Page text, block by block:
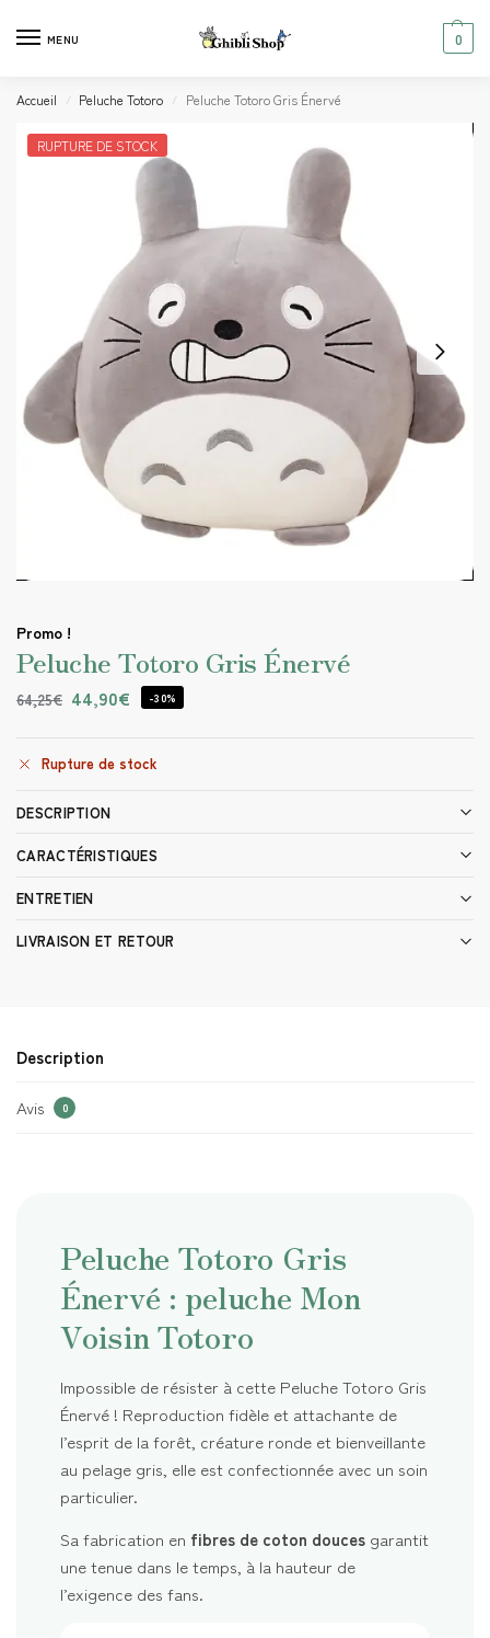
MENU 0
Accueil / Peluche Totoro / Peluche Totoro Gris Énervé
RUPTURE DE STOCK
Promo !
Peluche Totoro Gris Énervé
64,25€ 44,90€ -30%
Rupture de stock
DESCRIPTION
CARACTÉRISTIQUES
ENTRETIEN
LIVRAISON ET RETOUR
Description
Avis 0
Peluche Totoro Gris
Énervé : peluche Mon
Voisin Totoro
Impossible de résister à cette Peluche Totoro Gris
Énervé ! Reproduction fidèle et attachante de
l’esprit de la forêt, créature ronde et bienveillante
au pelage gris, elle est confectionnée avec un soin
particulier.
Sa fabrication en fibres de coton douces garantit
une tenue dans le temps, à la hauteur de
l’exigence des fans.